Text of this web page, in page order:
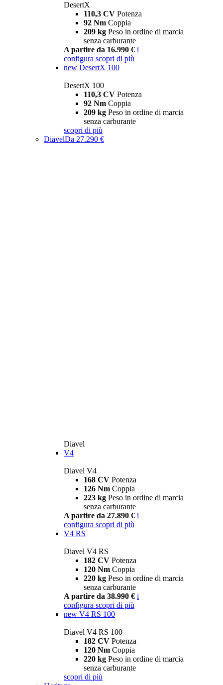
DesertX
110,3 CV Potenza
92 Nm Coppia
209 kg Peso in ordine di marcia
senza carburante
A partire da 16.990 € i
configura scopri di più
new DesertX 100
DesertX 100
110,3 CV Potenza
92 Nm Coppia
209 kg Peso in ordine di marcia
senza carburante
scopri di più
DiavelDa 27.290 €
Diavel
V4
Diavel V4
168 CV Potenza
126 Nm Coppia
223 kg Peso in ordine di marcia
senza carburante
A partire da 27.890 € i
configura scopri di più
V4 RS
Diavel V4 RS
182 CV Potenza
120 Nm Coppia
220 kg Peso in ordine di marcia
senza carburante
A partire da 38.990 € i
configura scopri di più
new V4 RS 100
Diavel V4 RS 100
182 CV Potenza
120 Nm Coppia
220 kg Peso in ordine di marcia
senza carburante
scopri di più